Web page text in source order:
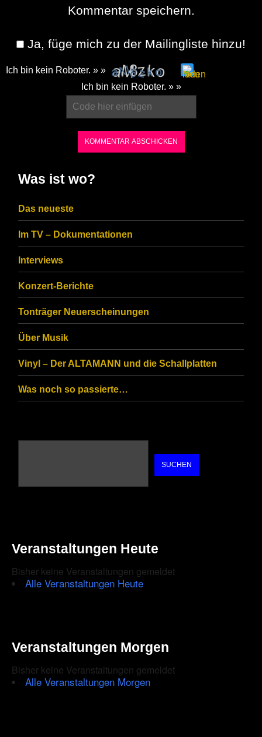
Kommentar speichern.
Ja, füge mich zu der Mailingliste hinzu!
Ich bin kein Roboter. » »
CAPTCHA
ensure
that
you
are
human.
Ich bin kein Roboter. » »
Was ist wo?
Das neueste
Im TV – Dokumentationen
Interviews
Konzert-Berichte
Tonträger Neuerscheinungen
Über Musik
Vinyl – Der ALTAMANN und die Schallplatten
Was noch so passierte…
SUCHEN
Veranstaltungen Heute
Bisher keine Veranstaltungen gemeldet
Alle Veranstaltungen Heute
Veranstaltungen Morgen
Bisher keine Veranstaltungen gemeldet
Alle Veranstaltungen Morgen